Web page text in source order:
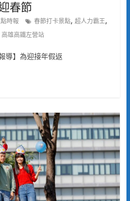
春節
時報 春節打卡景點, 超人力霸王,
高雄高鐵左營站
導】為迎接年假返